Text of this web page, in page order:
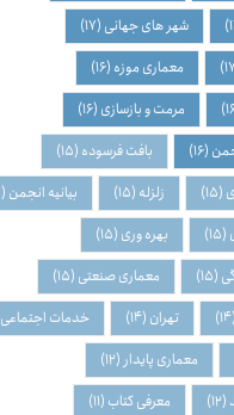
شهر های جهانی (17)
معماری موزه (16)
مرمت و بازسازی (16)
(16) بافت فرسوده (15)
(15) زلزله (15) بیانیه انجمن (15)
(15) بهره وری (15)
(15) معماری صنعتی (15)
(14) تهران (14) خدمات اجتماعی
معماری پایدار (12)
(12) معرفی کتاب (11)